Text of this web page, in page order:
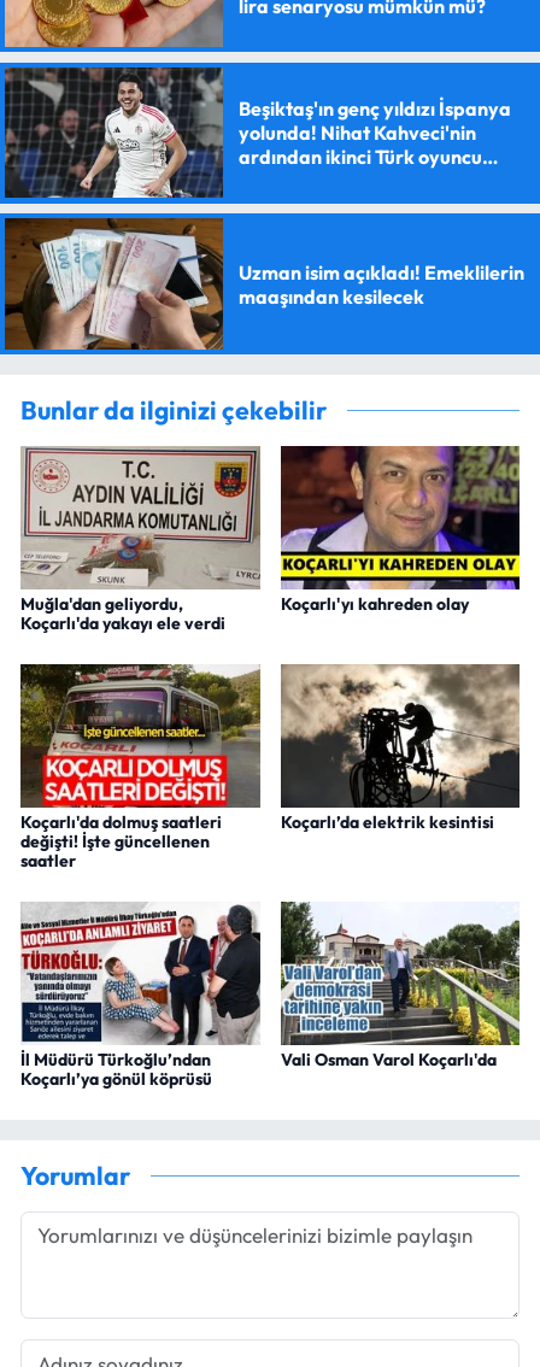
lira senaryosu mümkün mü?
Beşiktaş'ın genç yıldızı İspanya
yolunda! Nihat Kahveci'nin
ardından ikinci Türk oyuncu
Uzman isim açıkladı! Emeklilerin
maaşından kesilecek
Bunlar da ilginizi çekebilir
Muğla'dan geliyordu,
Koçarlı'da yakayı ele verdi
Koçarlı'yı kahreden olay
Koçarlı'da dolmuş saatleri
değişti! İşte güncellenen
saatler
Koçarlı’da elektrik kesintisi
İl Müdürü Türkoğlu’ndan
Koçarlı’ya gönül köprüsü
Vali Osman Varol Koçarlı'da
Yorumlar